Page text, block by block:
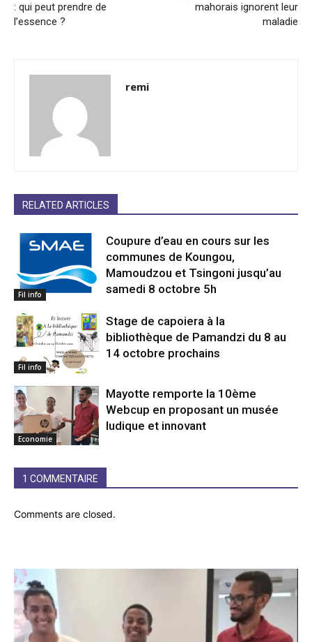
: qui peut prendre de
l’essence ?
mahorais ignorent leur
maladie
remi
RELATED ARTICLES
Fil info
Coupure d’eau en cours sur les
communes de Koungou,
Mamoudzou et Tsingoni jusqu’au
samedi 8 octobre 5h
Fil info
Stage de capoiera à la
bibliothèque de Pamandzi du 8 au
14 octobre prochains
Economie
Mayotte remporte la 10ème
Webcup en proposant un musée
ludique et innovant
1 COMMENTAIRE
Comments are closed.